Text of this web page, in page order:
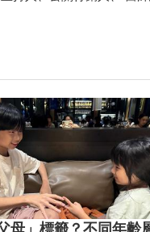
母」標籤？不同年齡